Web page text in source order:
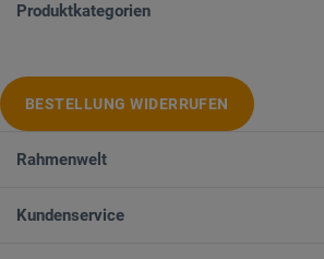
Produktkategorien
BESTELLUNG WIDERRUFEN
Rahmenwelt
Kundenservice